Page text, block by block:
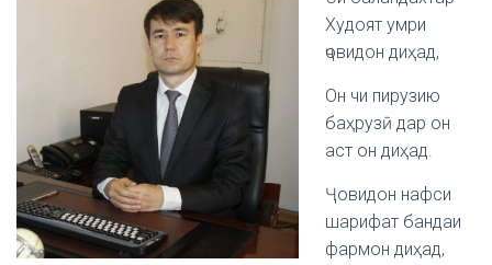
Худоят умри
ҷовидон диҳад,
Он чи пирузию
баҳрузӣ дар он
аст он диҳад.
Ҷовидон нафси
шарифат бандаи
фармон диҳад,